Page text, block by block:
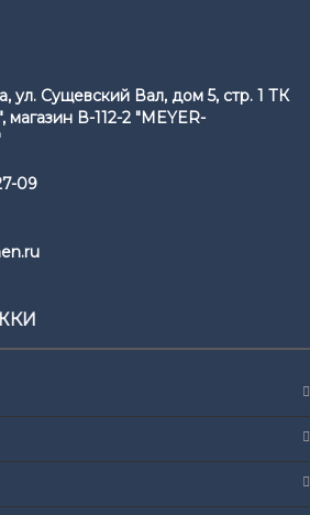
ул. Сущевский Вал, дом 5, стр. 1 ТК
магазин В-112-2 "MEYER-
09